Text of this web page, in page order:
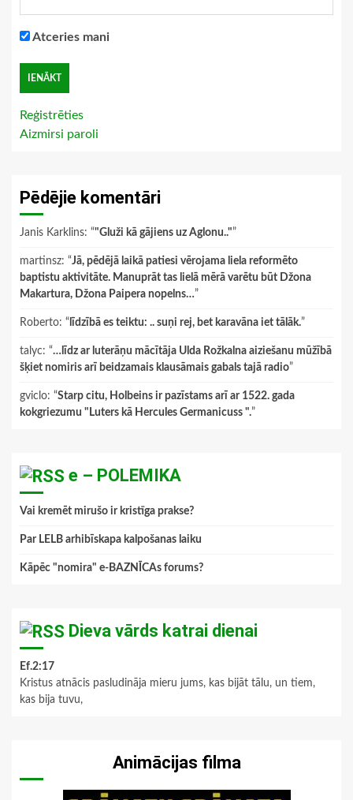
Atceries mani
Reģistrēties
Aizmirsi paroli
Pēdējie komentāri
Janis Karklins: “"Gluži kā gājiens uz Aglonu.."”
martinsz: “Jā, pēdējā laikā patiesi vērojama liela reformēto
baptistu aktivitāte. Manuprāt tas lielā mērā varētu būt Džona
Makartura, Džona Paipera nopelns…”
Roberto: “ līdzībā es teiktu: .. suņi rej, bet karavāna iet tālāk.”
talyc: “…līdz ar luterāņu mācītāja Ulda Rožkalna aiziešanu mūžībā
šķiet nomiris arī beidzamais klausāmais gabals tajā radio”
gviclo: “Starp citu, Holbeins ir pazīstams arī ar 1522. gada
kokgriezumu "Luters kā Hercules Germanicuss ".”
e – POLEMIKA
Vai kremēt mirušo ir kristīga prakse?
Par LELB arhibīskapa kalpošanas laiku
Kāpēc "nomira" e-BAZNĪCAs forums?
Dieva vārds katrai dienai
Ef.2:17
Kristus atnācis pasludināja mieru jums, kas bijāt tālu, un tiem,
kas bija tuvu,
Animācijas filma